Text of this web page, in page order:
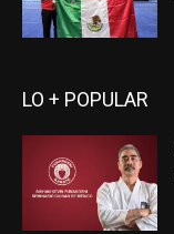
LO + POPULAR